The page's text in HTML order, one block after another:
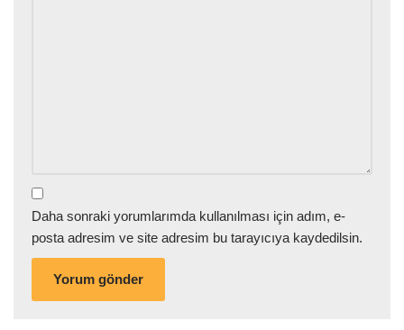
Daha sonraki yorumlarımda kullanılması için adım, e-
posta adresim ve site adresim bu tarayıcıya kaydedilsin.